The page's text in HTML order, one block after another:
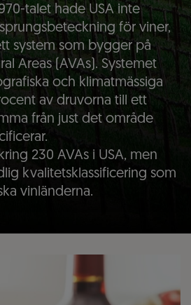
talet hade USA inte
för viner,
system som bygger på
Areas (AVAs). Systemet
och klimatmässiga
av druvorna till ett
från just det område
230 AVAs i USA, men
kvalitetsklassificering som
vinländerna.